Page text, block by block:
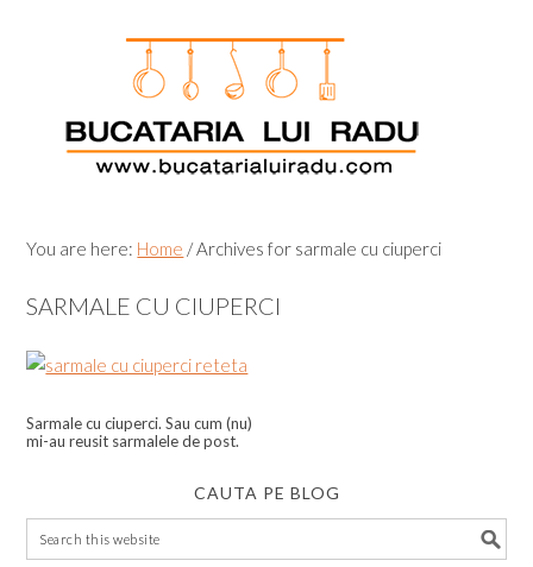
You are here: Home /Archives for sarmale cu ciuperci
SARMALE CU CIUPERCI
Sarmale cu ciuperci. Sau cum (nu)
mi-au reusit sarmalele de post.
CAUTA PE BLOG